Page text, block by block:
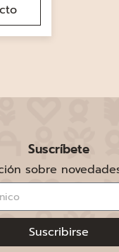
Suscríbete
sobre
Suscribirse